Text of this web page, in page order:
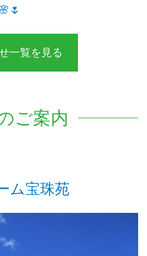
一覧を見る
ご案内
ム宝珠苑